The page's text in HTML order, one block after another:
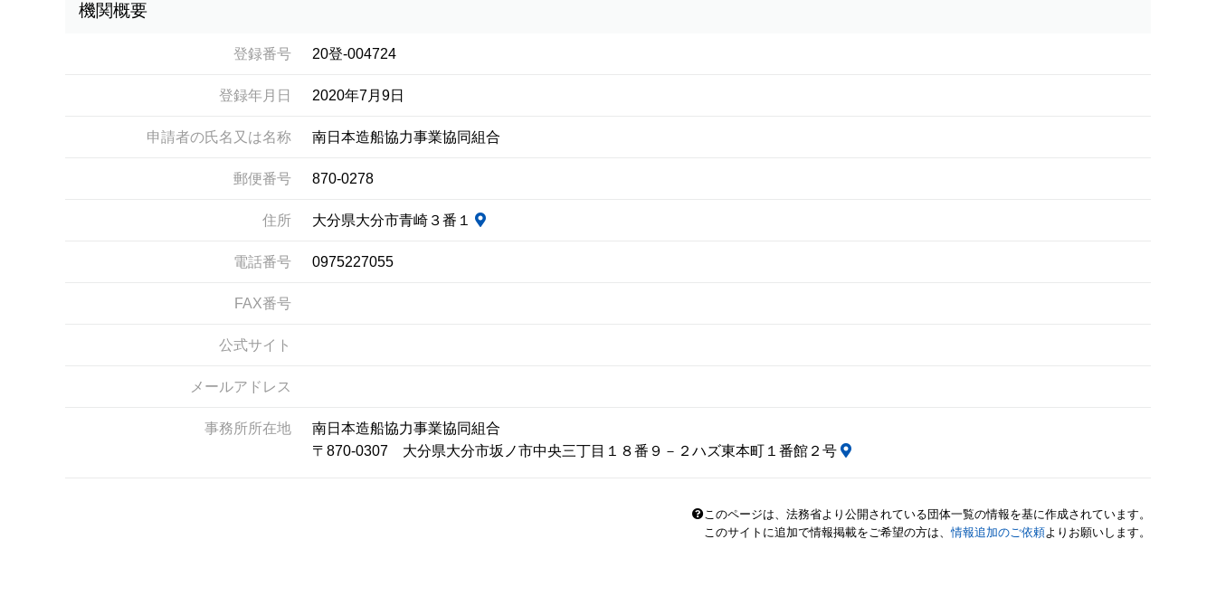
機関概要
登録番号 20登-004724
登録年月日 2020年7月9日
申請者の氏名又は名称 南日本造船協力事業協同組合
郵便番号 870-0278
住所 大分県大分市青崎３番１
電話番号 0975227055
FAX番号
公式サイト
メールアドレス
事務所所在地
南日本造船協力事業協同組合
〒870-0307 大分県大分市坂ノ市中央三丁目１８番９－２ハズ東本町１番館２号
このページは、法務省より公開されている団体一覧の情報を基に作成されています。
このサイトに追加で情報掲載をご希望の方は、情報追加のご依頼よりお願いします。